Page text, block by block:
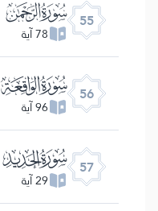
55 ﯤ
78 آية
56 ﯥ
96 آية
57 ﯦ
29 آية